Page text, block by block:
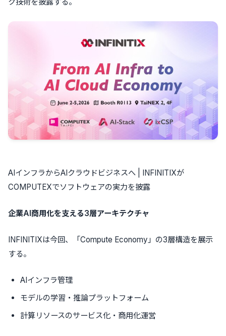
AIインフラからAIクラウドビジネスへ | INFINITIXが
COMPUTEXでソフトウェアの実力を披露
企業AI商用化を支える3層アーキテクチャ
INFINITIXは今回、「Compute Economy」の3層構造を展示
する。
AIインフラ管理
モデルの学習・推論プラットフォーム
計算リソースのサービス化・商用化運営